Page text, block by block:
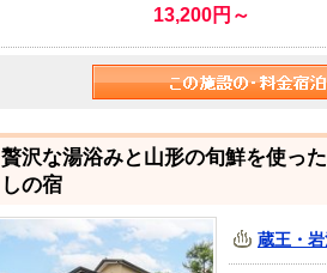
13,200円～
贅沢な湯浴みと山形の旬鮮を使っ
しの宿
蔵王・